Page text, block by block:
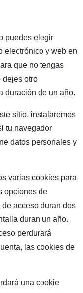
puedes elegir
electrónico y web en
que no tengas
dejes otro
duración de un año.
sitio, instalaremos
tu navegador
datos personales y
varias cookies para
opciones de
acceso duran dos
duran un año.
perdurará
las cookies de
una cookie